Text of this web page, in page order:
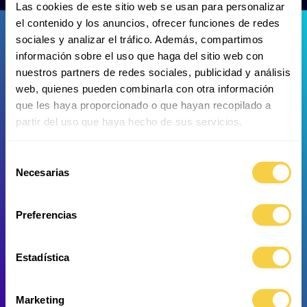
Las cookies de este sitio web se usan para personalizar
el contenido y los anuncios, ofrecer funciones de redes
sociales y analizar el tráfico. Además, compartimos
información sobre el uso que haga del sitio web con
nuestros partners de redes sociales, publicidad y análisis
web, quienes pueden combinarla con otra información
que les haya proporcionado o que hayan recopilado a
partir del uso que haya hecho de sus servicios.
Necesarias
Preferencias
Estadística
Marketing
Piraña de vientre rojo Pleco cola de lira